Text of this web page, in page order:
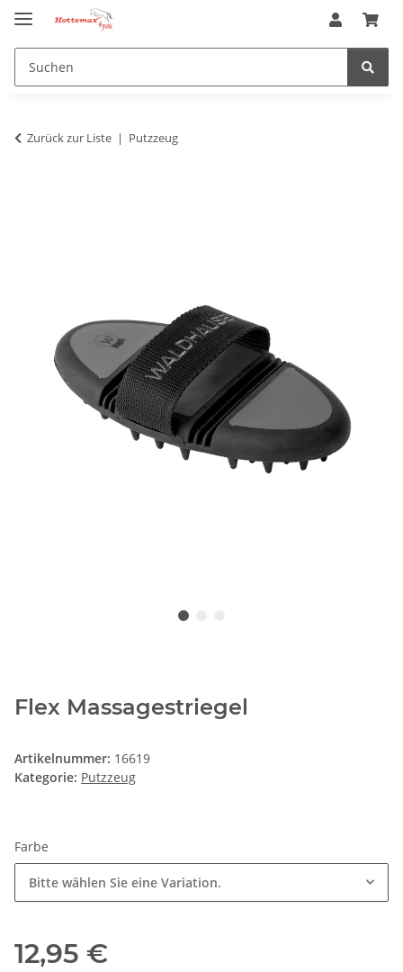
Zurück zur Liste Putzzeug
Flex Massagestriegel
Artikelnummer: 16619
Kategorie: Putzzeug
Farbe
Bitte wählen Sie eine Variation.
12,95 €